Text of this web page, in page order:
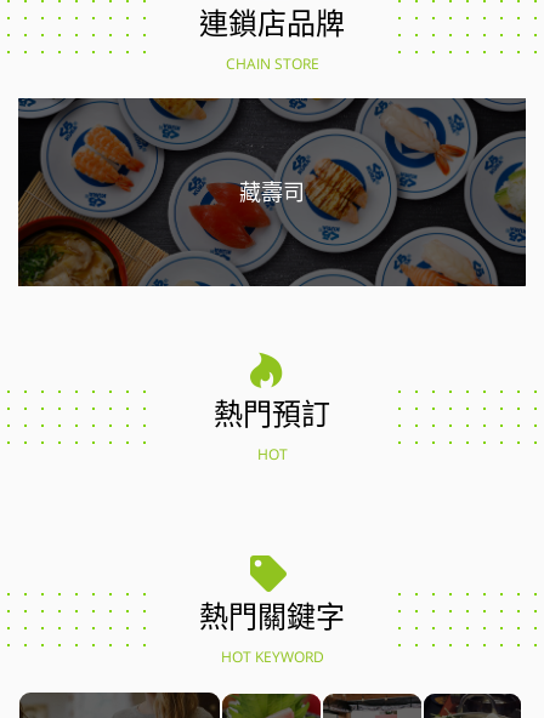
連鎖店品牌
CHAIN STORE
藏壽司
熱門預訂
HOT
熱門關鍵字
HOT KEYWORD